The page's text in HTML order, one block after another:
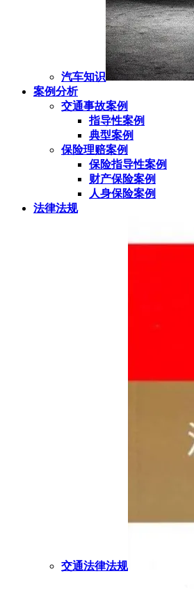
汽车知识
案例分析
交通事故案例
指导性案例
典型案例
保险理赔案例
保险指导性案例
财产保险案例
人身保险案例
法律法规
交通法律法规